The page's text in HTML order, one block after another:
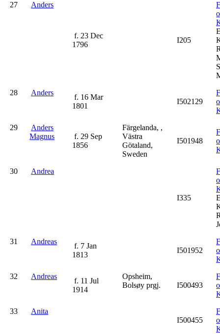
27 Anders
f. 23 Dec
1796
I205
28 Anders
f. 16 Mar
1801
I502129
29
Anders
Magnus
f. 29 Sep
1856
Färgelanda, ,
Västra
Götaland,
Sweden
I501948
30 Andrea
I335
31 Andreas
f. 7 Jan
1813
I501952
32 Andreas
f. 11 Jul
1914
Opsheim,
Bolsøy prgj.
I500493
33
Anita
I500455